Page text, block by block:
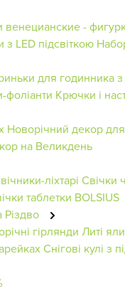
венецианские -
з LED підсвіткою
для годинника
фоліанти Крючки і
Новорічний декор
на Великдень
ліхтарі Свічки
таблетки BOLSIUS
Різдво
гірлянди Литі
Снігові кулі з